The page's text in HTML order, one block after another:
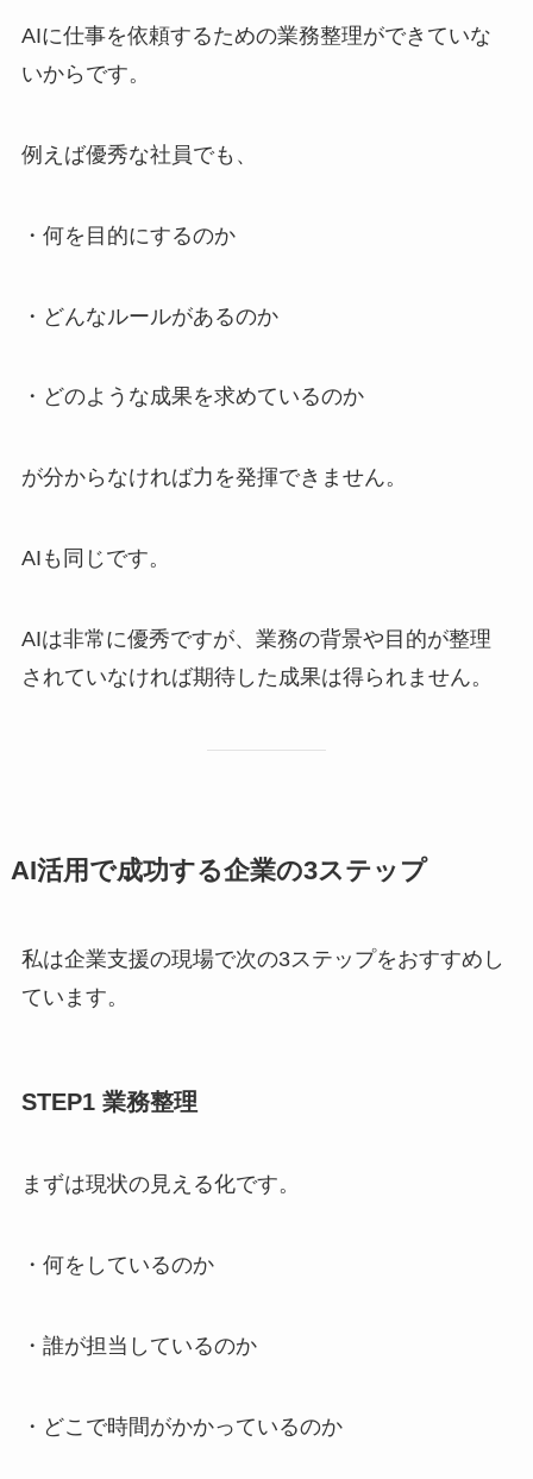
AIに仕事を依頼するための業務整理ができていな
いからです。
例えば優秀な社員でも、
・何を目的にするのか
・どんなルールがあるのか
・どのような成果を求めているのか
が分からなければ力を発揮できません。
AIも同じです。
AIは非常に優秀ですが、業務の背景や目的が整理
されていなければ期待した成果は得られません。
AI活用で成功する企業の3ステップ
私は企業支援の現場で次の3ステップをおすすめし
ています。
STEP1 業務整理
まずは現状の見える化です。
・何をしているのか
・誰が担当しているのか
・どこで時間がかかっているのか